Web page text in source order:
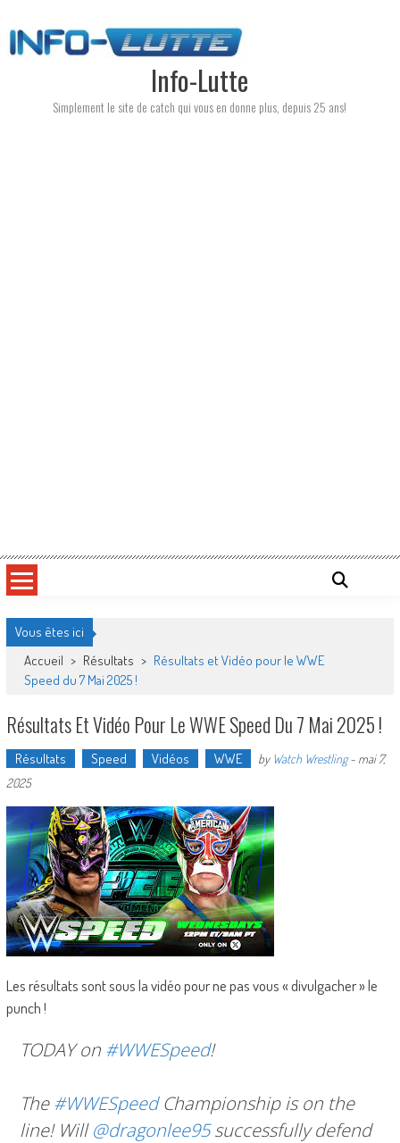
to
content
Info-Lutte
Simplement le site de catch qui vous en donne plus, depuis 25 ans!
Vous êtes ici
Accueil > Résultats > Résultats et Vidéo pour le WWE
Speed du 7 Mai 2025 !
Résultats Et Vidéo Pour Le WWE Speed Du 7 Mai 2025 !
Résultats Speed Vidéos WWE by Watch Wrestling- mai 7,
2025
Les résultats sont sous la vidéo pour ne pas vous « divulgacher » le
punch !
TODAY on #WWESpeed!
The#WWESpeedChampionship is on the
line! Will@dragonlee95successfully defend